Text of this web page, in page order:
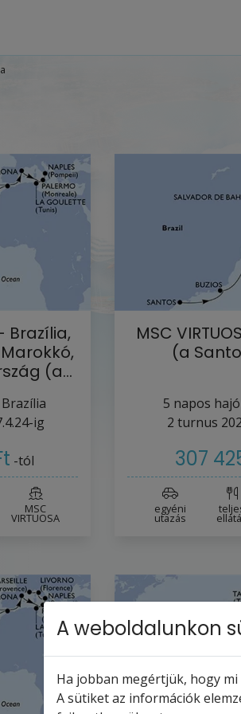
Brazília,
(a…
Brazília
ig
-tól
MSC
VIRTUOSA
MSC
(a
5 napos
2 turnus
307
egyéni
utazás
A weboldalunkon
Ha jobban megértjük, hogy
A sütiket az információk